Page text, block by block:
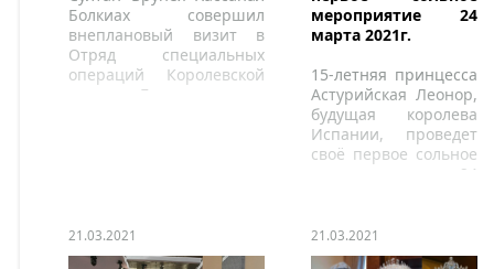
Болкиах совершил
внеплановый визит в
Отряд специальных
операций Королевской
полиции Брунея.
мероприятие 24
марта 2021г.
15-летняя принцесса
Астурийская Леонор,
будущая королева
Испании, проведет
своё первое сольное
мероприятие 24
21.03.2021 21.03.2021